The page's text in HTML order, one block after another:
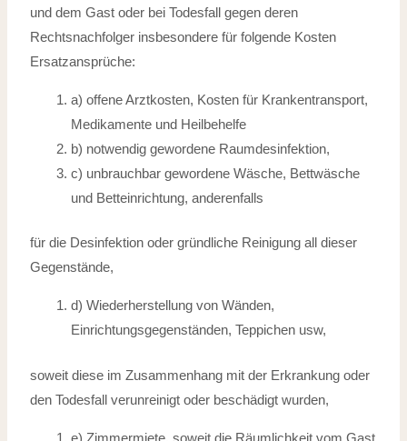
und dem Gast oder bei Todesfall gegen deren
Rechtsnachfolger insbesondere für folgende Kosten
Ersatzansprüche:
a) offene Arztkosten, Kosten für Krankentransport,
Medikamente und Heilbehelfe
b) notwendig gewordene Raumdesinfektion,
c) unbrauchbar gewordene Wäsche, Bettwäsche
und Betteinrichtung, anderenfalls
für die Desinfektion oder gründliche Reinigung all dieser
Gegenstände,
d) Wiederherstellung von Wänden,
Einrichtungsgegenständen, Teppichen usw,
soweit diese im Zusammenhang mit der Erkrankung oder
den Todesfall verunreinigtoder beschädigt wurden,
e) Zimmermiete, soweit die Räumlichkeit vom Gast